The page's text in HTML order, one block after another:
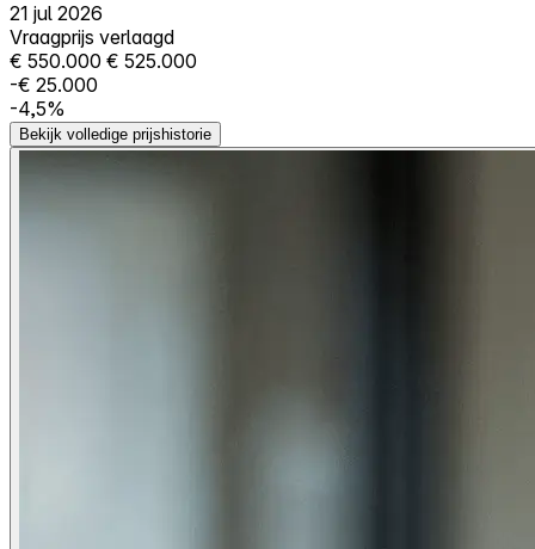
21 jul 2026
Vraagprijs verlaagd
€ 550.000 € 525.000
-€ 25.000
-4,5%
Bekijk volledige prijshistorie